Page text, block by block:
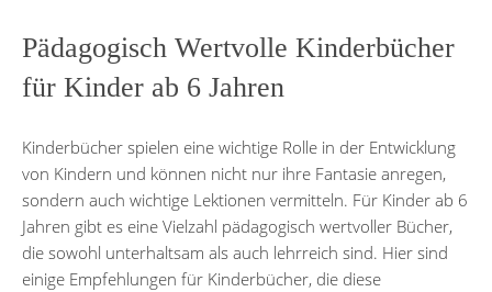
Pädagogisch Wertvolle Kinderbücher
für Kinder ab 6 Jahren
Kinderbücher spielen eine wichtige Rolle in der Entwicklung
von Kindern und können nicht nur ihre Fantasie anregen,
sondern auch wichtige Lektionen vermitteln. Für Kinder ab 6
Jahren gibt es eine Vielzahl pädagogisch wertvoller Bücher,
die sowohl unterhaltsam als auch lehrreich sind. Hier sind
einige Empfehlungen für Kinderbücher, die diese